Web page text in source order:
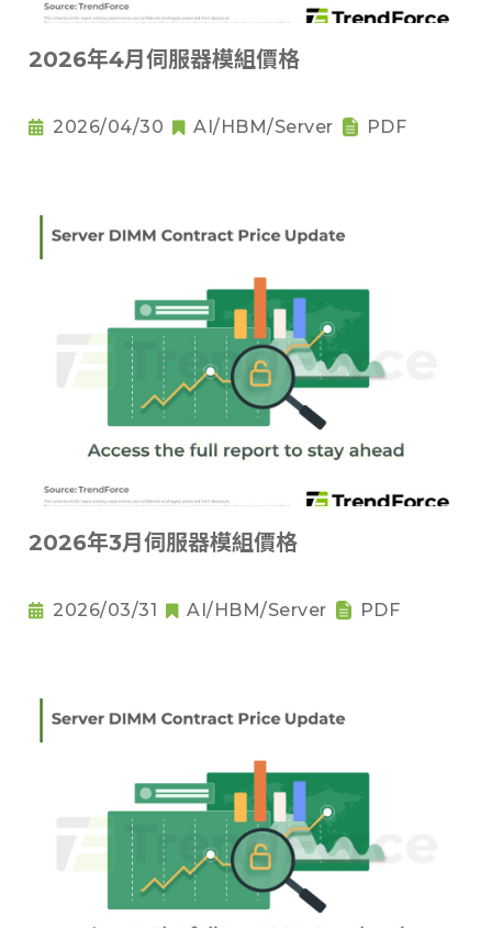
2026年4月伺服器模組價格
2026/04/30 AI/HBM/Server PDF
2026年3月伺服器模組價格
2026/03/31 AI/HBM/Server PDF